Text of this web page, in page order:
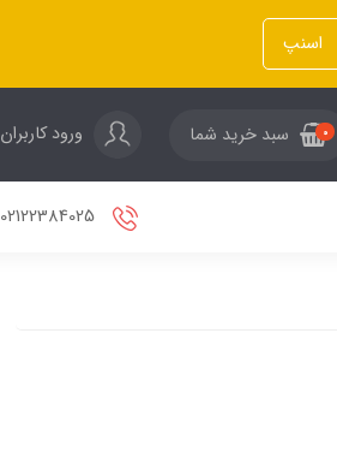
اسنپ
0 سبد خرید شما ورود کاربران